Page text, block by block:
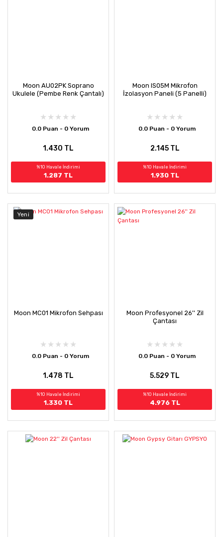
Moon AU02PK Soprano
Ukulele (Pembe Renk Çantalı)
0.0 Puan - 0 Yorum
1.430 TL
%10 Havale İndirimi
1.287 TL
Moon IS05M Mikrofon
İzolasyon Paneli (5 Panelli)
0.0 Puan - 0 Yorum
2.145 TL
%10 Havale İndirimi
1.930 TL
Yeni
Moon MC01 Mikrofon Sehpası
0.0 Puan - 0 Yorum
1.478 TL
%10 Havale İndirimi
1.330 TL
Moon Profesyonel 26'' Zil
Çantası
0.0 Puan - 0 Yorum
5.529 TL
%10 Havale İndirimi
4.976 TL